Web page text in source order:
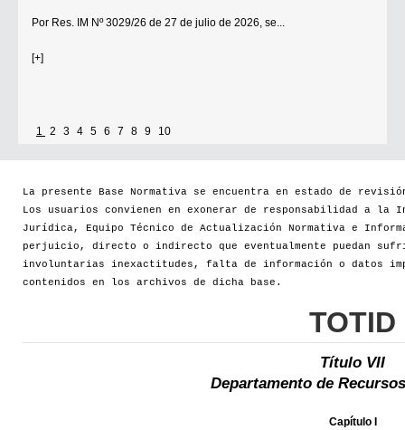
Por Res. IM Nº 3029/26 de 27 de julio de 2026, se...
[+]
1 2 3 4 5 6 7 8 9 10
La presente Base Normativa se encuentra en estado de
Los usuarios convienen en exonerar de responsabilidad a la
Jurídica, Equipo Técnico de Actualización Normativa e
perjuicio, directo o indirecto que eventualmente puedan
involuntarias inexactitudes, falta de información o datos
contenidos en los archivos de dicha base.
TOTID
Título VII
Departamento de
Capítulo I